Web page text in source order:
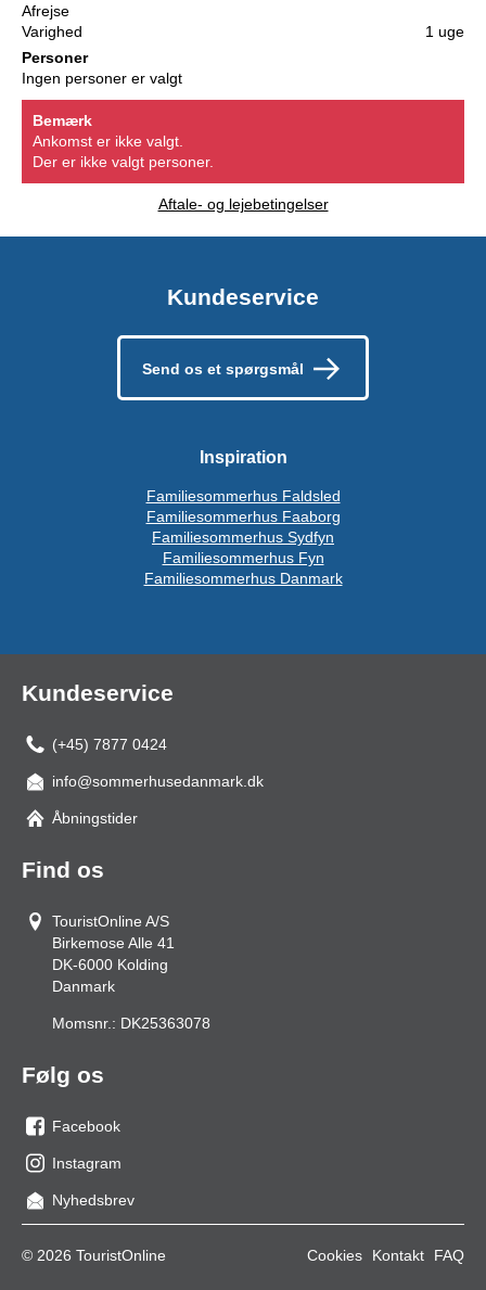
Afrejse
Varighed
1 uge
Personer
Ingen personer er valgt
Bemærk
Ankomst er ikke valgt.
Der er ikke valgt personer.
Aftale- og lejebetingelser
Kundeservice
Send os et spørgsmål
Inspiration
Familiesommerhus Faldsled
Familiesommerhus Faaborg
Familiesommerhus Sydfyn
Familiesommerhus Fyn
Familiesommerhus Danmark
Kundeservice
(+45) 7877 0424
info@sommerhusedanmark.dk
Åbningstider
Find os
TouristOnline A/S
Birkemose Alle 41
DK-6000 Kolding
Danmark
Momsnr.: DK25363078
Følg os
os
på
facebook
Facebook
os
på
Instagram
Nyhedsbrev
© 2026 TouristOnline Cookies Kontakt FAQ